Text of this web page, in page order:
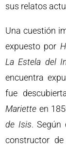
sus relatos
Una cuestión
expuesto por
La Estela del
encuentra
fue
Mariette en
de Isis. Según
constructor